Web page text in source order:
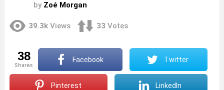
by Zoé Morgan
39.3k Views 33 Votes
38
shares
Facebook Twitter
Pinterest LinkedIn